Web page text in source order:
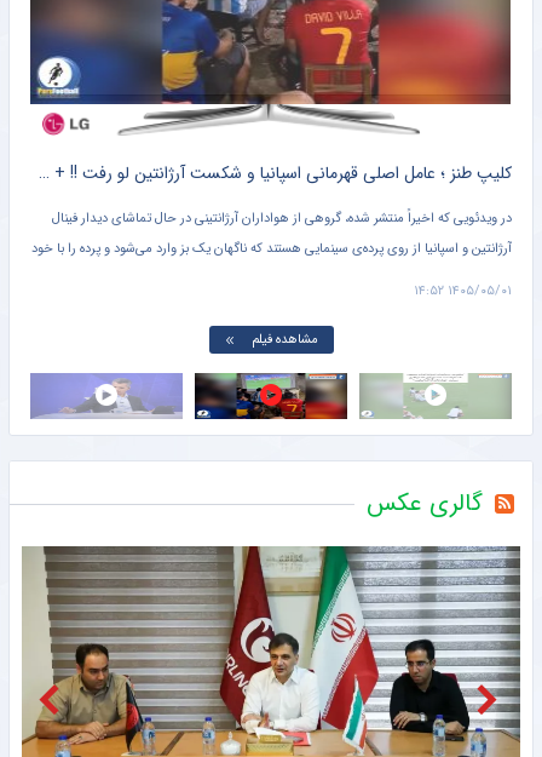
ستاره جوان توپچی‌ها رباط صلیبی پاره کرد
کلیپ طنز ؛ عامل اصلی قهرمانی اسپانیا و شکست آرژانتین لو رفت !! + سند
در ویدئویی که اخیراً منتشر شده، گروهی از هواداران آرژانتینی در حال تماشای دیدار فینال
آرژانتین و اسپانیا از روی پرده‌ی سینمایی هستند که ناگهان یک بز وارد می‌شود و پرده را با خود
۱۴۰۵/۰۵/۰۱ ۱۴:۵۲
مشاهده فیلم
گالری عکس